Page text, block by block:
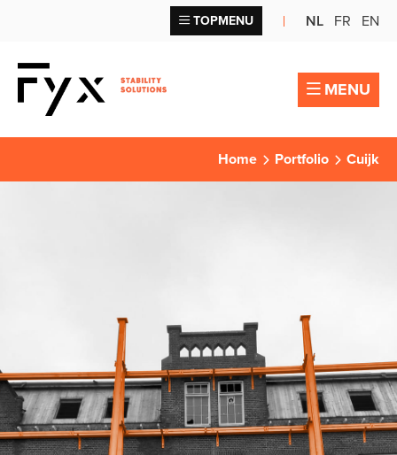
TOPMENU NL FR EN
MENU
Home Portfolio Cuijk